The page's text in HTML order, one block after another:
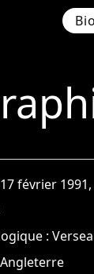
17 février
:
Angleterre